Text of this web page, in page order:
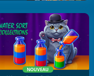
NOUVEAU